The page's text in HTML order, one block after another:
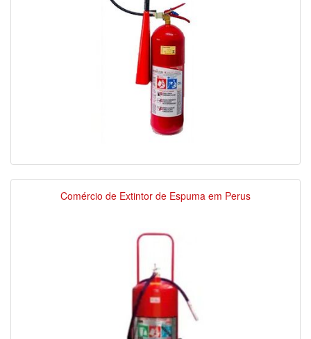
Comércio de Extintor de Espuma em Perus